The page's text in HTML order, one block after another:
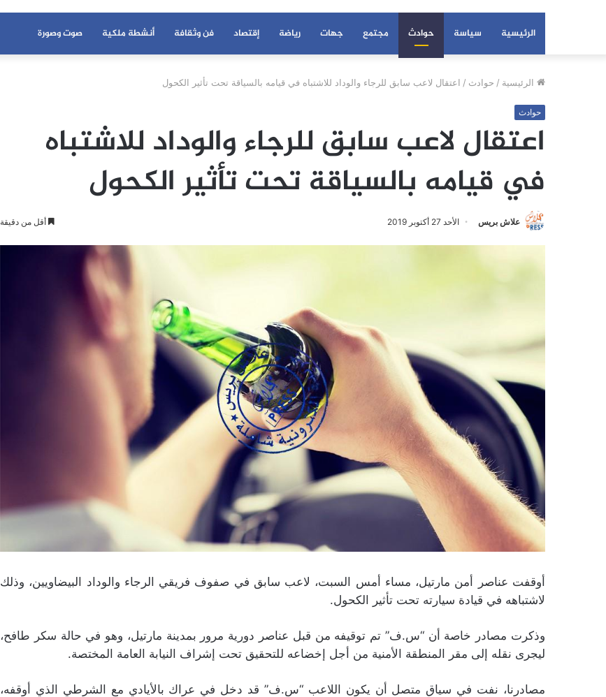
الرئيسية سياسة حوادث مجتمع جهات رياضة إقتصاد فن وثقافة أنشطة ملكية صوت وصورة
الرئيسية / حوادث / اعتقال لاعب سابق للرجاء والوداد للاشتباه في قيامه بالسياقة تحت تأثير الكحول
حوادث
اعتقال لاعب سابق للرجاء والوداد للاشتباه
في قيامه بالسياقة تحت تأثير الكحول
علاش بريس الأحد 27 أكتوبر 2019 أقل من دقيقة
أوقفت عناصر أمن مارتيل، مساء أمس السبت، لاعب سابق في صفوف فريقي الرجاء والوداد البيضاويين، وذلك
لاشتباهه في قيادة سيارته تحت تأثير الكحول.
وذكرت مصادر خاصة أن “س.ف” تم توقيفه من قبل عناصر دورية مرور بمدينة مارتيل، وهو في حالة سكر طافح،
ليجرى نقله إلى مقر المنطقة الأمنية من أجل إخضاعه للتحقيق تحت إشراف النيابة العامة المختصة.
مصادرنا، نفت في سياق متصل أن يكون اللاعب “س.ف” قد دخل في عراك بالأيادي مع الشرطي الذي أوقفه،